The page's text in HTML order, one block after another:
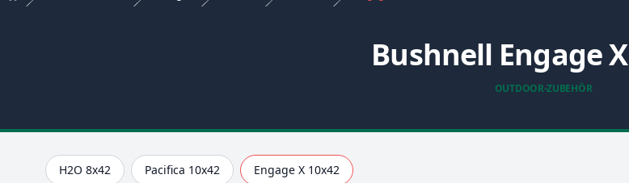
Start
Bushnell Engage
OUTDOOR-ZUBEHÖR
H2O 8x42 Pacifica 10x42 Engage X 10x42